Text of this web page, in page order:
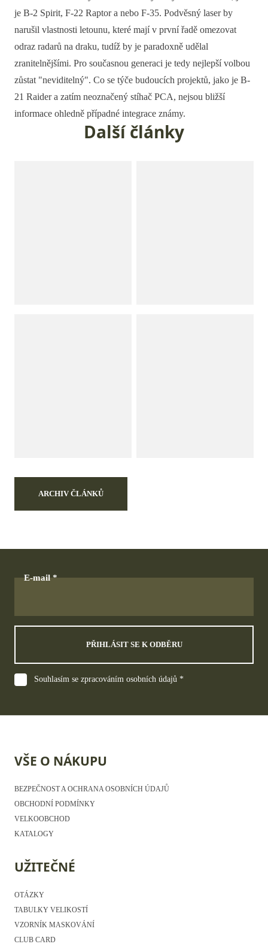
je B-2 Spirit, F-22 Raptor a nebo F-35. Podvěsný laser by
narušil vlastnosti letounu, které mají v první řadě omezovat
odraz radarů na draku, tudíž by je paradoxně udělal
zranitelnějšími. Pro současnou generaci je tedy nejlepší volbou
zůstat "neviditelný". Co se týče budoucích projektů, jako je B-
21 Raider a zatím neoznačený stíhač PCA, nejsou bližší
informace ohledně případné integrace známy.
Další články
ARCHIV ČLÁNKŮ
E-mail
PŘIHLÁSIT SE K ODBĚRU
Souhlasím se zpracováním osobních údajů *
VŠE O NÁKUPU
BEZPEČNOST A OCHRANA OSOBNÍCH ÚDAJŮ
OBCHODNÍ PODMÍNKY
VELKOOBCHOD
KATALOGY
UŽITEČNÉ
OTÁZKY
TABULKY VELIKOSTÍ
VZORNÍK MASKOVÁNÍ
CLUB CARD